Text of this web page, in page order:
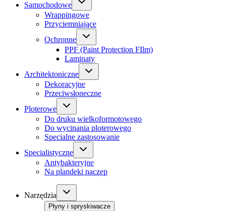
Samochodowe
Wrappingowe
Przyciemniające
Ochronne
PPF (Paint Protection FIlm)
Laminaty
Architektoniczne
Dekoracyjne
Przeciwsłoneczne
Ploterowe
Do druku wielkoformotowego
Do wycinania ploterowego
Specialne zastosowanie
Specialistyczne
Antybakteryjne
Na plandeki naczep
Narzędzia
Płyny i spryskiwacze